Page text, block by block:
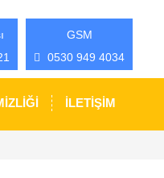
GSM
0530 949 4034
İLETİŞİM